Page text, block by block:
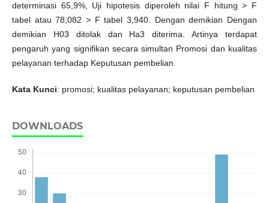
determinasi 65,9%, Uji hipotesis diperoleh nilai F hitung > F
tabel atau 78,082 > F tabel 3,940. Dengan demikian Dengan
demikian H03 ditolak dan Ha3 diterima. Artinya terdapat
pengaruh yang signifikan secara simultan Promosi dan kualitas
pelayanan terhadap Keputusan pembelian.
Kata Kunci: promosi; kualitas pelayanan; keputusan pembelian
DOWNLOADS